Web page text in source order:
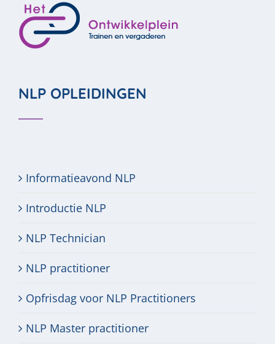
NLP OPLEIDINGEN
Informatieavond NLP
Introductie NLP
NLP Technician
NLP practitioner
Opfrisdag voor NLP Practitioners
NLP Master practitioner